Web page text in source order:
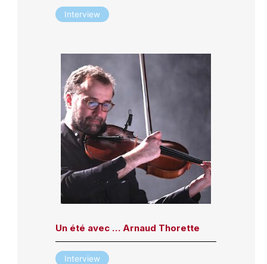
Interview
Un été avec … Arnaud Thorette
Interview